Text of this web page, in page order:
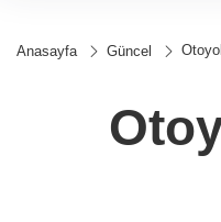
Anasayfa Güncel